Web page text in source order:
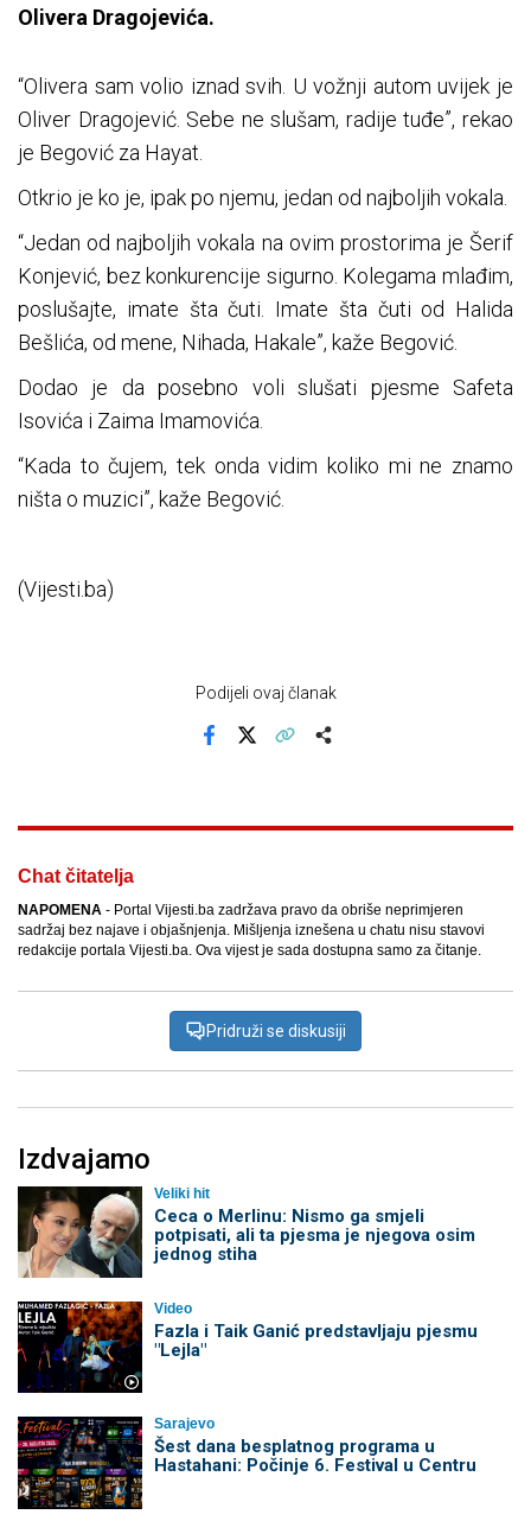
Olivera Dragojevića.
“Olivera sam volio iznad svih. U vožnji autom uvijek je
Oliver Dragojević. Sebe ne slušam, radije tuđe”, rekao
je Begović za Hayat.
Otkrio je ko je, ipak po njemu, jedan od najboljih vokala.
“Jedan od najboljih vokala na ovim prostorima je Šerif
Konjević, bez konkurencije sigurno. Kolegama mlađim,
poslušajte, imate šta čuti. Imate šta čuti od Halida
Bešlića, od mene, Nihada, Hakale”, kaže Begović.
Dodao je da posebno voli slušati pjesme Safeta
Isovića i Zaima Imamovića.
“Kada to čujem, tek onda vidim koliko mi ne znamo
ništa o muzici”, kaže Begović.
(Vijesti.ba)
Podijeli ovaj članak
Chat čitatelja
NAPOMENA - Portal Vijesti.ba zadržava pravo da obriše neprimjeren
sadržaj bez najave i objašnjenja. Mišljenja iznešena u chatu nisu stavovi
redakcije portala Vijesti.ba. Ova vijest je sada dostupna samo za čitanje.
Pridruži se diskusiji
Izdvajamo
Veliki hit
Ceca o Merlinu: Nismo ga smjeli
potpisati, ali ta pjesma je njegova osim
jednog stiha
Video
Fazla i Taik Ganić predstavljaju pjesmu
"Lejla"
Sarajevo
Šest dana besplatnog programa u
Hastahani: Počinje 6. Festival u Centru